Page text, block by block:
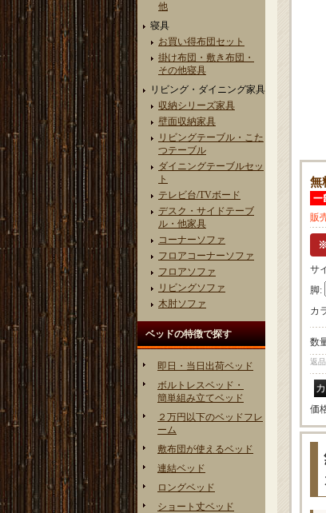
他
寝具
お買い得布団セット
掛け布団・敷き布団・
その他寝具
リビング・ダイニング家具
収納シリーズ家具
壁面収納家具
リビングテーブル・こた
つテーブル
ダイニングテーブルセッ
ト
テレビ台/TVボード
デスク・サイドテーブ
ル・他家具
コーナーソファ
フロアコーナーソファ
フロアソファ
リビングソファ
木肘ソファ
ベッドの特徴で探す
即日・当日出荷ベッド
ボルトレスベッド・
簡単組み立てベッド
２万円以下のベッドフレ
ーム
敷布団が使えるベッド
連結ベッド
ロングベッド
ショート丈ベッド
無
販
サ
脚:
カ
数
返
価